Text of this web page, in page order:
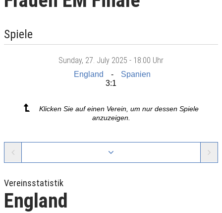
Spiele
Sunday, 27. July 2025 - 18:00 Uhr
England
Spanien
3:1
Klicken Sie auf einen Verein, um nur dessen Spiele
anzuzeigen.
Vereinsstatistik
England